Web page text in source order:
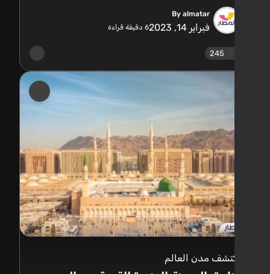
By almatar
فبراير 14, 2023 6 دقيقة قراءة
مدن العالم